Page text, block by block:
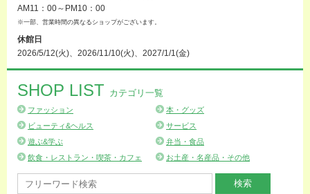
AM11：00～PM10：00
※一部、営業時間の異なるショップがございます。
休館日
2026/5/12(火)、2026/11/10(火)、2027/1/1(金)
SHOP LIST カテゴリ一覧
ファッション
本・グッズ
ビューティ&ヘルス
サービス
遊ぶ&学ぶ
弁当・食品
飲食・レストラン・喫茶・カフェ
お土産・名産品・その他